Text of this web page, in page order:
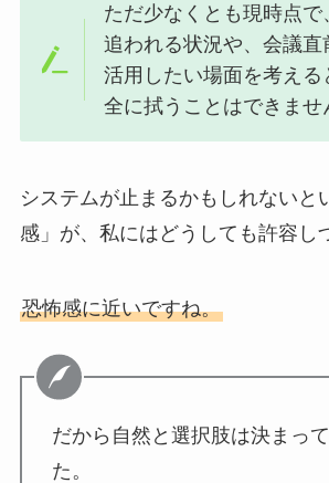
ただ少なくとも現時点で
追われる状況や、会議直
活用したい場面を考える
全に拭うことはできませ
システムが止まるかもしれないと
感」が、私にはどうしても許容し
恐怖感に近いですね。
だから自然と選択肢は決まっ
た。